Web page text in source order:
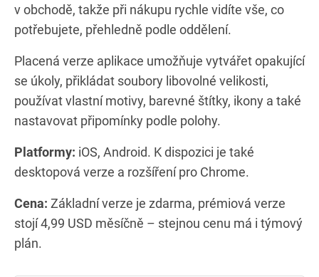
v obchodě, takže při nákupu rychle vidíte vše, co
potřebujete, přehledně podle oddělení.
Placená verze aplikace umožňuje vytvářet opakující
se úkoly, přikládat soubory libovolné velikosti,
používat vlastní motivy, barevné štítky, ikony a také
nastavovat připomínky podle polohy.
Platformy: iOS, Android. K dispozici je také
desktopová verze a rozšíření pro Chrome.
Cena: Základní verze je zdarma, prémiová verze
stojí 4,99 USD měsíčně – stejnou cenu má i týmový
plán.